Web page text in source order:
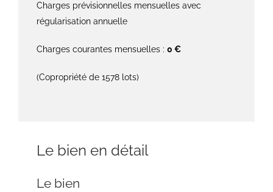
Charges prévisionnelles mensuelles avec
régularisation annuelle
Charges courantes mensuelles : 0 €
(Copropriété de 1578 lots)
Le bien en détail
Le bien